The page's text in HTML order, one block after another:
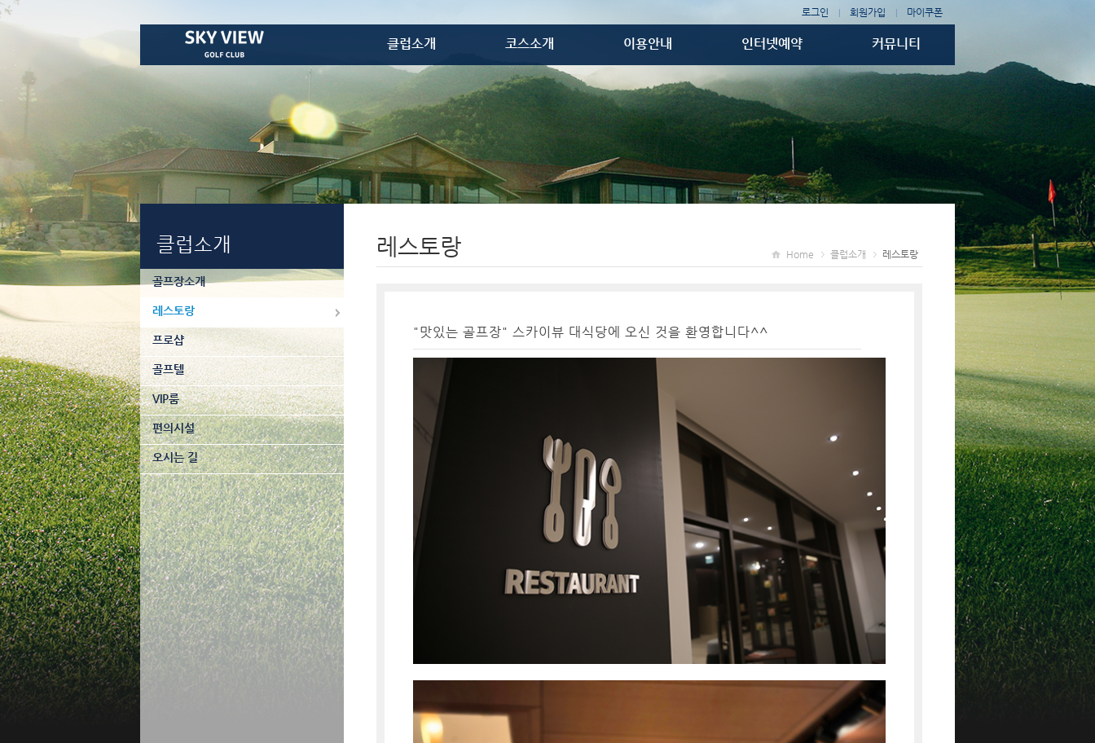
로그인 회원가입 마이쿠폰
클럽소개 코스소개 이용안내 인터넷예약 커뮤니티
골프장소개
레스토랑
프로샵
골프텔
VIP룸
편의시설
코스개요
코스공략도
이용안내
이용요금
위약안내
티타임예약
골프텔 예약
1박2일예약
예약조회/취소
공지사항
조인게시판
클럽소개
골프장소개
레스토랑
프로샵
골프텔
VIP룸
편의시설
오시는 길
Home 클럽소개 레스토랑
레스토랑
"맛있는 골프장" 스카이뷰 대식당에 오신 것을 환영합니다^^